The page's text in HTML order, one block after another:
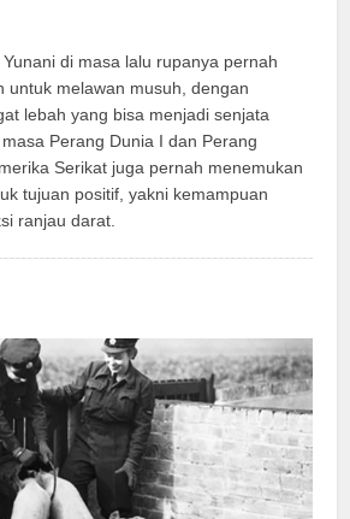
di masa lalu rupanya pernah
untuk melawan musuh, dengan
lebah yang bisa menjadi senjata
Perang Dunia I dan Perang
Serikat juga pernah menemukan
tujuan positif, yakni kemampuan
ranjau darat.